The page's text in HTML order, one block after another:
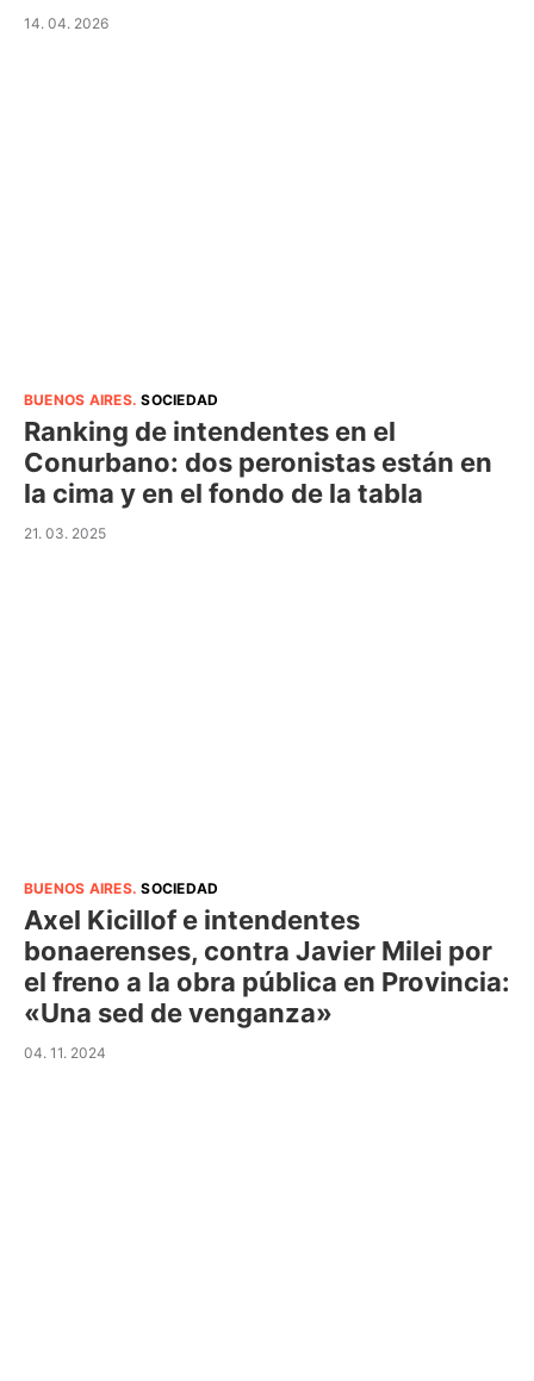
14. 04. 2026
BUENOS AIRES.SOCIEDAD
Ranking de intendentes en el
Conurbano: dos peronistas están en
la cima y en el fondo de la tabla
21. 03. 2025
BUENOS AIRES.SOCIEDAD
Axel Kicillof e intendentes
bonaerenses, contra Javier Milei por
el freno a la obra pública en Provincia:
«Una sed de venganza»
04. 11. 2024